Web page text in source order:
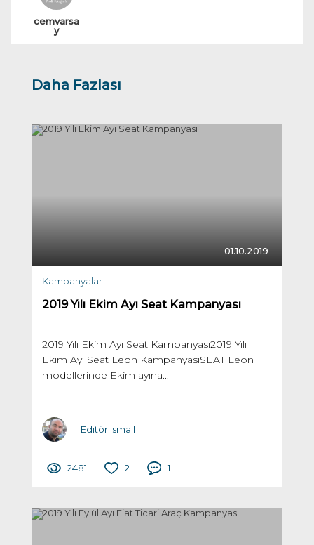
cemvarsa
y
Daha Fazlası
01.10.2019
Kampanyalar
2019 Yılı Ekim Ayı Seat Kampanyası
2019 Yılı Ekim Ayı Seat Kampanyası2019 Yılı
Ekim Ayı Seat Leon KampanyasıSEAT Leon
modellerinde Ekim ayına...
Editör ismail
2481 2 1